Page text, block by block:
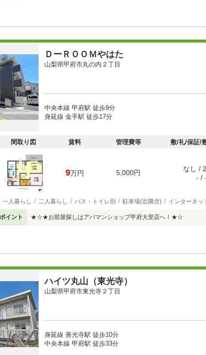
ＤーＲＯＯＭやはた
山梨県甲府市丸の内２丁目
中央本線 甲府駅 徒歩9分
身延線 金手駅 徒歩17分
間取り図 賃料 管理費等 敷/礼/保証/
9万円 5,000円
なし /
- / -
一人暮らし 二人暮らし バス・トイレ別 駐車場(近隣含) インターネッ
イント ★☆★お部屋探しはアパマンショップ甲府大里店へ！★☆
ハイツ丸山（東光寺）
山梨県甲府市東光寺２丁目
身延線 善光寺駅 徒歩10分
中央本線 甲府駅 徒歩33分